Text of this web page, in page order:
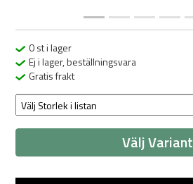
0 st i lager
Ej i lager, beställningsvara
Gratis frakt
Välj Variant